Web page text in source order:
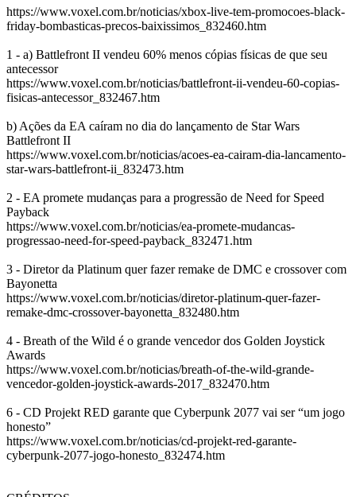
https://www.voxel.com.br/noticias/xbox-live-tem-promocoes-black-
friday-bombasticas-precos-baixissimos_832460.htm
1 - a) Battlefront II vendeu 60% menos cópias físicas de que seu
antecessor
https://www.voxel.com.br/noticias/battlefront-ii-vendeu-60-copias-
fisicas-antecessor_832467.htm
b) Ações da EA caíram no dia do lançamento de Star Wars
Battlefront II
https://www.voxel.com.br/noticias/acoes-ea-cairam-dia-lancamento-
star-wars-battlefront-ii_832473.htm
2 - EA promete mudanças para a progressão de Need for Speed
Payback
https://www.voxel.com.br/noticias/ea-promete-mudancas-
progressao-need-for-speed-payback_832471.htm
3 - Diretor da Platinum quer fazer remake de DMC e crossover com
Bayonetta
https://www.voxel.com.br/noticias/diretor-platinum-quer-fazer-
remake-dmc-crossover-bayonetta_832480.htm
4 - Breath of the Wild é o grande vencedor dos Golden Joystick
Awards
https://www.voxel.com.br/noticias/breath-of-the-wild-grande-
vencedor-golden-joystick-awards-2017_832470.htm
6 - CD Projekt RED garante que Cyberpunk 2077 vai ser “um jogo
honesto”
https://www.voxel.com.br/noticias/cd-projekt-red-garante-
cyberpunk-2077-jogo-honesto_832474.htm